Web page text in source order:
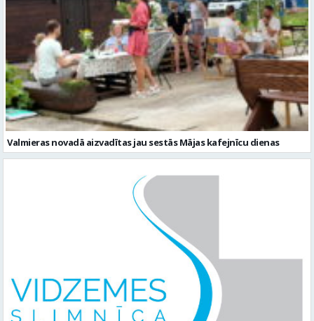
Valmieras novadā aizvadītas jau sestās Mājas kafejnīcu dienas